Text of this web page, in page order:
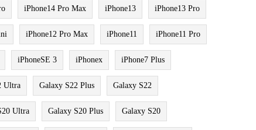
iPhone14 Pro Max iPhone13 iPhone13 Pro
iPhone12 Pro Max iPhone11 iPhone11 Pro
iPhoneSE 3 iPhonex iPhone7 Plus
Ultra Galaxy S22 Plus Galaxy S22
Ultra Galaxy S20 Plus Galaxy S20